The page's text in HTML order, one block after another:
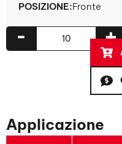
POSIZIONE:Fronte
+
-
Applicazione